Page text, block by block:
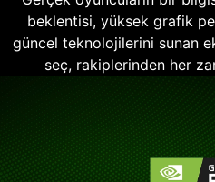
beklentisi, yüksek grafik
güncel teknolojilerini sunan
seç, rakiplerinden her